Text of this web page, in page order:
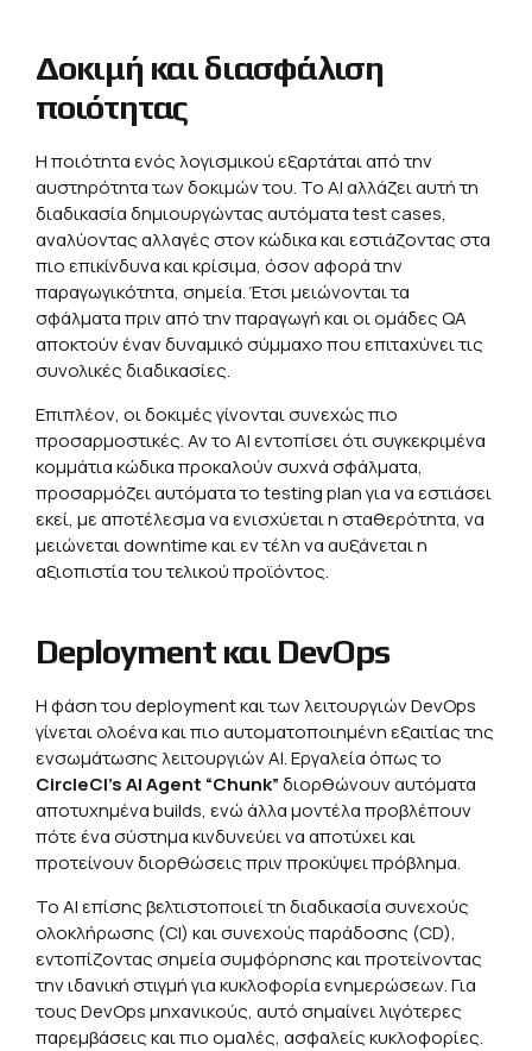
Δοκιμή και διασφάλιση
ποιότητας
Η ποιότητα ενός λογισμικού εξαρτάται από την
αυστηρότητα των δοκιμών του. Το ΑΙ αλλάζει αυτή τη
διαδικασία δημιουργώντας αυτόματα test cases,
αναλύοντας αλλαγές στον κώδικα και εστιάζοντας στα
πιο επικίνδυνα και κρίσιμα, όσον αφορά την
παραγωγικότητα, σημεία. Έτσι μειώνονται τα
σφάλματα πριν από την παραγωγή και οι ομάδες QA
αποκτούν έναν δυναμικό σύμμαχο που επιταχύνει τις
συνολικές διαδικασίες.
Επιπλέον, οι δοκιμές γίνονται συνεχώς πιο
προσαρμοστικές. Αν το ΑΙ εντοπίσει ότι συγκεκριμένα
κομμάτια κώδικα προκαλούν συχνά σφάλματα,
προσαρμόζει αυτόματα το testing plan για να εστιάσει
εκεί, με αποτέλεσμα να ενισχύεται η σταθερότητα, να
μειώνεται downtime και εν τέλη να αυξάνεται η
αξιοπιστία του τελικού προϊόντος.
Deployment και DevOps
Η φάση του deployment και των λειτουργιών DevOps
γίνεται ολοένα και πιο αυτοματοποιημένη εξαιτίας της
ενσωμάτωσης λειτουργιών AI. Εργαλεία όπως το
CircleCI’s AI Agent “Chunk”διορθώνουν αυτόματα
αποτυχημένα builds, ενώ άλλα μοντέλα προβλέπουν
πότε ένα σύστημα κινδυνεύει να αποτύχει και
προτείνουν διορθώσεις πριν προκύψει πρόβλημα.
Το ΑΙ επίσης βελτιστοποιεί τη διαδικασία συνεχούς
ολοκλήρωσης (CI) και συνεχούς παράδοσης (CD),
εντοπίζοντας σημεία συμφόρησης και προτείνοντας
την ιδανική στιγμή για κυκλοφορία ενημερώσεων. Για
τους DevOps μηχανικούς, αυτό σημαίνει λιγότερες
παρεμβάσεις και πιο ομαλές, ασφαλείς κυκλοφορίες.